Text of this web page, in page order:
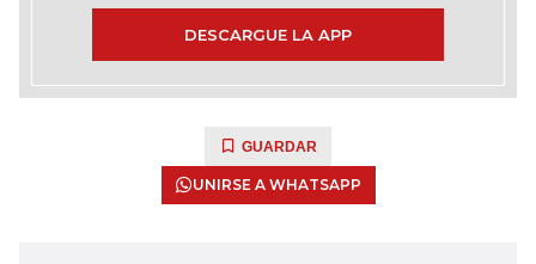
DESCARGUE LA APP
GUARDAR
UNIRSE A WHATSAPP